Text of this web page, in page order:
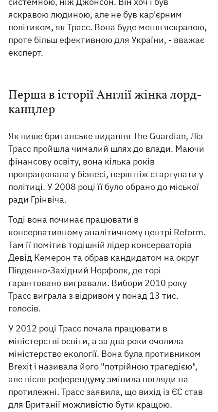
яскравою людиною, але не був кар'єрним
політиком, як Трасс. Вона буде менш яскравою,
проте більш ефективною для України, - вважає
експерт.
Перша в історії Англії жінка лорд-
канцлер
Як пише британське видання The Guardian, Ліз
Трасс пройшла чималий шлях до влади. Маючи
фінансову освіту, вона кілька років
пропрацювала у бізнесі, перш ніж стартувати у
політиці. У 2008 році її було обрано до міської
ради Грінвіча.
Тоді вона починає працювати в
консервативному аналітичному центрі Reform.
Там її помітив тодішній лідер консерваторів
Девід Кемерон та обрав кандидатом на округ
Південно-Західний Норфолк, де торі
гарантовано вигравали. Вибори 2010 року
Трасс виграла з відривом у понад 13 тис.
голосів.
У 2012 році Трасс почала працювати в
міністерстві освіти, а за два роки очолила
міністерство екології. Вона була противником
Brexit і називала його "потрійною трагедією",
але після референдуму змінила погляди на
протилежні. Трасс заявила, що вихід із ЄС став
для Британії можливістю бути кращою.